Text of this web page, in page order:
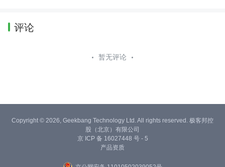
评论
暂无评论
Copyright © 2026, Geekbang Technology Ltd. All rights reserved. 极客邦控
股（北京）有限公司
京 ICP 备 16027448 号 - 5
产品资质